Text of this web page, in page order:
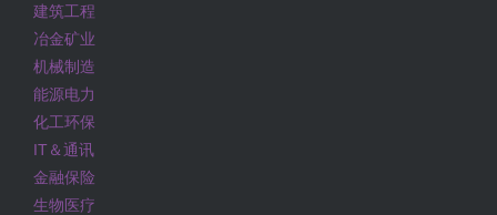
建筑工程
冶金矿业
机械制造
能源电力
化工环保
IT＆通讯
金融保险
生物医疗